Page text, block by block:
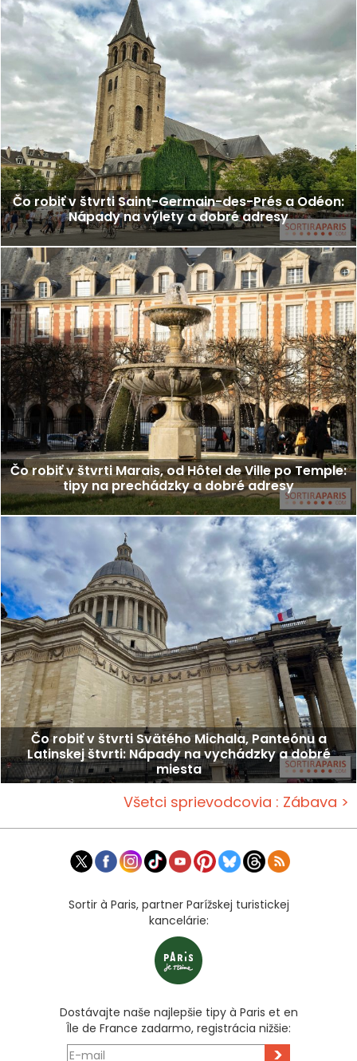
Čo robiť v štvrti Saint-Germain-des-Prés a Odéon:
Nápady na výlety a dobré adresy
Čo robiť v štvrti Marais, od Hôtel de Ville po Temple:
tipy na prechádzky a dobré adresy
Čo robiť v štvrti Svätého Michala, Panteónu a
Latinskej štvrti: Nápady na vychádzky a dobré
miesta
Všetci sprievodcovia : Zábava >
Sortir à Paris, partner Parížskej turistickej
kancelárie:
Dostávajte naše najlepšie tipy à Paris et en
Île de France zadarmo, registrácia nižšie:
>